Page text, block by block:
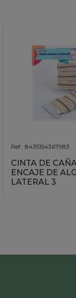
Ref.: 8435154367983
CINTA DE
ENCAJE DE
LATERAL 3